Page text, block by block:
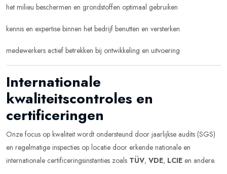
het milieu beschermen en grondstoffen optimaal gebruiken
kennis en expertise binnen het bedrijf benutten en versterken
medewerkers actief betrekken bij ontwikkeling en uitvoering
Internationale
kwaliteitscontroles en
certificeringen
Onze focus op kwaliteit wordt ondersteund door jaarlijkse audits (SGS)
en regelmatige inspecties op locatie door erkende nationale en
internationale certificeringsinstanties zoals TÜV, VDE, LCIE en andere.